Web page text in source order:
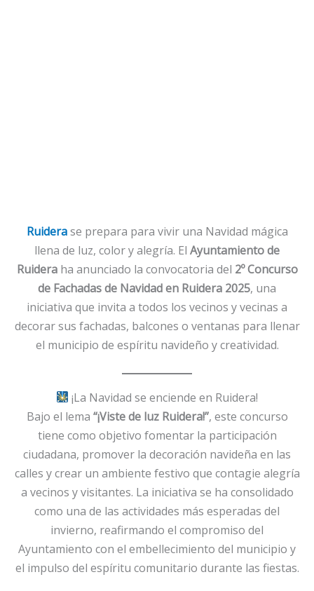
Ruiderase prepara para vivir una Navidad mágica
llena de luz, color y alegría. El Ayuntamiento de
Ruideraha anunciado la convocatoria del 2º Concurso
de Fachadas de Navidad en Ruidera 2025, una
iniciativa que invita a todos los vecinos y vecinas a
decorar sus fachadas, balcones o ventanas para llenar
el municipio de espíritu navideño y creatividad.
¡La Navidad se enciende en Ruidera!
Bajo el lema “¡Viste de luz Ruidera!”, este concurso
tiene como objetivo fomentar la participación
ciudadana, promover la decoración navideña en las
calles y crear un ambiente festivo que contagie alegría
a vecinos y visitantes. La iniciativa se ha consolidado
como una de las actividades más esperadas del
invierno, reafirmando el compromiso del
Ayuntamiento con el embellecimiento del municipio y
el impulso del espíritu comunitario durante las fiestas.